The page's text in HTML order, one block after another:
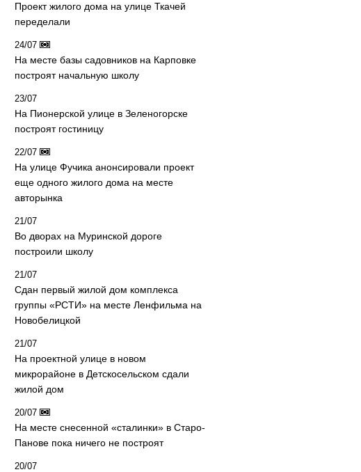
Проект жилого дома на улице Ткачей
переделали
24/07
На месте базы садовников на Карповке
построят начальную школу
23/07
На Пионерской улице в Зеленогорске
построят гостиницу
22/07
На улице Фучика анонсировали проект
еще одного жилого дома на месте
авторынка
21/07
Во дворах на Муринской дороге
построили школу
21/07
Сдан первый жилой дом комплекса
группы «РСТИ» на месте Ленфильма на
Новобелицкой
21/07
На проектной улице в новом
микрорайоне в Детскосельском сдали
жилой дом
20/07
На месте снесенной «сталинки» в Старо-
Панове пока ничего не построят
20/07